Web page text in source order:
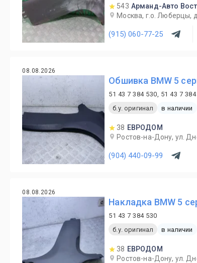
543 Арманд-Авто
Москва, г.о. Люберцы,
(915) 060-77-25
08.08.2026
Обшивка BMW 5
51 43 7 384 530, 51 43 7
б.у. оригинал
в наличии
38 ЕВРОДОМ
Ростов-на-Дону, ул.
(904) 440-09-99
08.08.2026
Накладка BMW 5
51 43 7 384 530
б.у. оригинал
в наличии
38 ЕВРОДОМ
Ростов-на-Дону, ул.